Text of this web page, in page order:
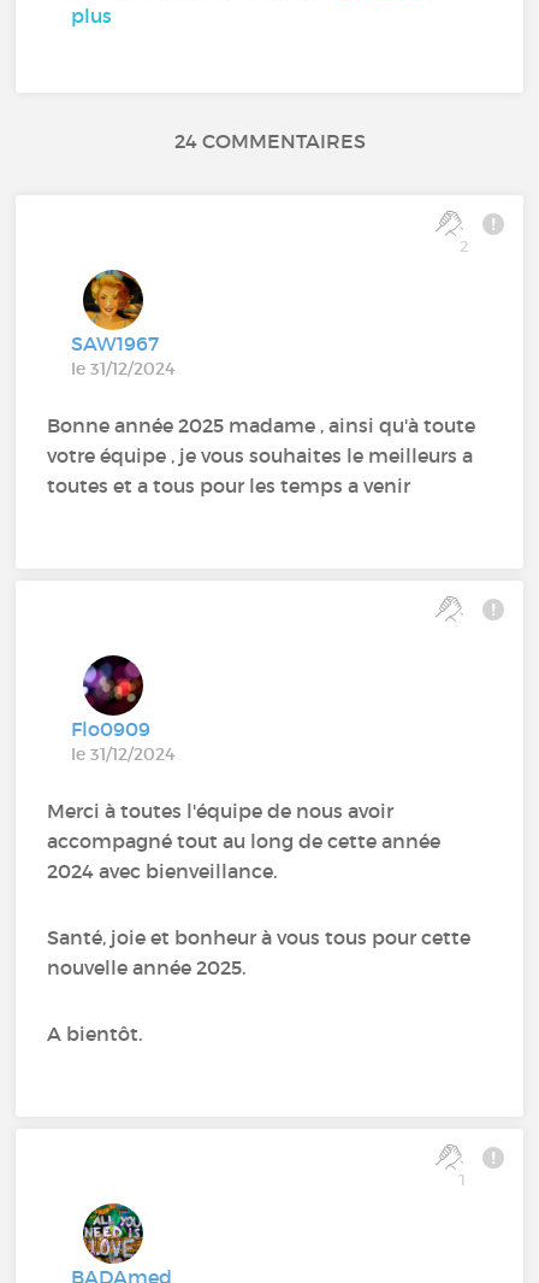
plus
24 COMMENTAIRES
2
SAW1967
le 31/12/2024
Bonne année 2025 madame , ainsi qu'à toute
votre équipe , je vous souhaites le meilleurs a
toutes et a tous pour les temps a venir
Flo0909
le 31/12/2024
Merci à toutes l'équipe de nous avoir
accompagné tout au long de cette année
2024 avec bienveillance.
Santé, joie et bonheur à vous tous pour cette
nouvelle année 2025.
A bientôt.
1
BADAmed